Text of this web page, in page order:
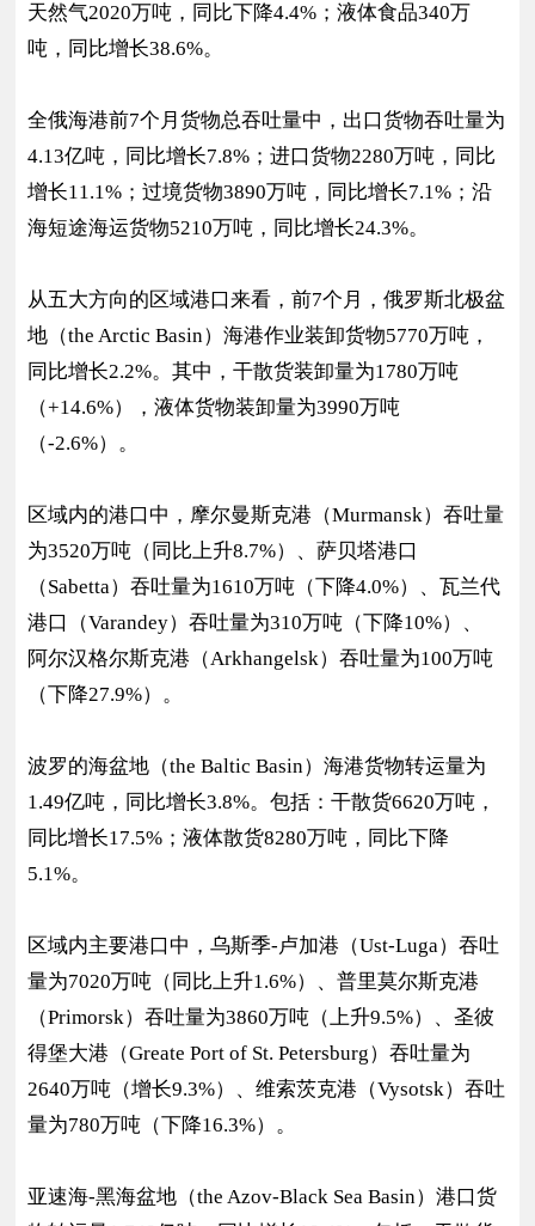
天然气2020万吨，同比下降4.4%；液体食品340万
吨，同比增长38.6%。
全俄海港前7个月货物总吞吐量中，出口货物吞吐量为
4.13亿吨，同比增长7.8%；进口货物2280万吨，同比
增长11.1%；过境货物3890万吨，同比增长7.1%；沿
海短途海运货物5210万吨，同比增长24.3%。
从五大方向的区域港口来看，前7个月，俄罗斯北极盆
地（the Arctic Basin）海港作业装卸货物5770万吨，
同比增长2.2%。其中，干散货装卸量为1780万吨
（+14.6%），液体货物装卸量为3990万吨
（-2.6%）。
区域内的港口中，摩尔曼斯克港（Murmansk）吞吐量
为3520万吨（同比上升8.7%）、萨贝塔港口
（Sabetta）吞吐量为1610万吨（下降4.0%）、瓦兰代
港口（Varandey）吞吐量为310万吨（下降10%）、
阿尔汉格尔斯克港（Arkhangelsk）吞吐量为100万吨
（下降27.9%）。
波罗的海盆地（the Baltic Basin）海港货物转运量为
1.49亿吨，同比增长3.8%。包括：干散货6620万吨，
同比增长17.5%；液体散货8280万吨，同比下降
5.1%。
区域内主要港口中，乌斯季-卢加港（Ust-Luga）吞吐
量为7020万吨（同比上升1.6%）、普里莫尔斯克港
（Primorsk）吞吐量为3860万吨（上升9.5%）、圣彼
得堡大港（Greate Port of St. Petersburg）吞吐量为
2640万吨（增长9.3%）、维索茨克港（Vysotsk）吞吐
量为780万吨（下降16.3%）。
亚速海-黑海盆地（the Azov-Black Sea Basin）港口货